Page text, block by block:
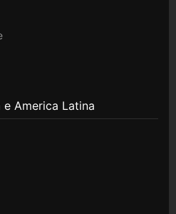
e America Latina